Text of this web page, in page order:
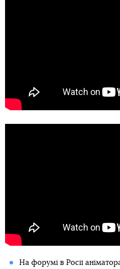
На форумі в Росії